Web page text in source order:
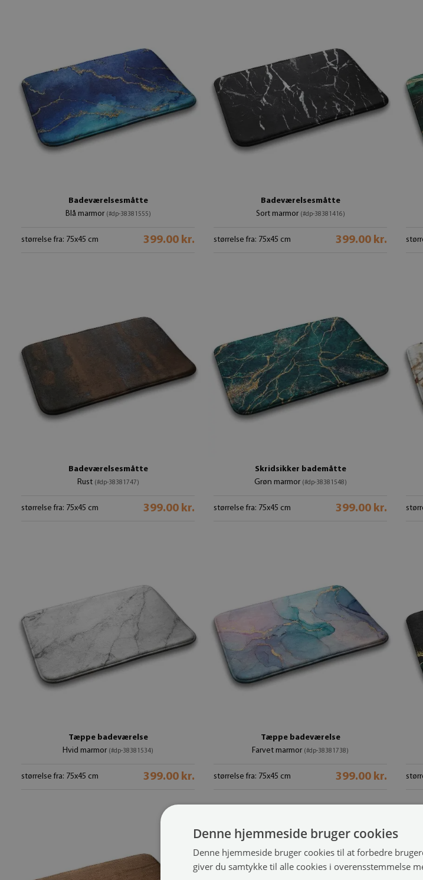
Badeværelsesmåtte
Blå marmor (#dp-38381555)
størrelse fra: 75x45 cm 399.00 kr.
Badeværelsesmåtte
Sort marmor (#dp-38381416)
størrelse fra: 75x45 cm 399.00 kr.
Badeværelsesmåtte
Rust (#dp-38381747)
størrelse fra: 75x45 cm 399.00 kr.
Skridsikker bademåtte
Grøn marmor (#dp-38381548)
størrelse fra: 75x45 cm 399.00 kr.
Tæppe badeværelse
Hvid marmor (#dp-38381534)
størrelse fra: 75x45 cm 399.00 kr.
Tæppe badeværelse
Farvet marmor (#dp-38381738)
størrelse fra: 75x45 cm 399.00 kr.
Denne hjemmeside bruger cookies
Denne hjemmeside bruger cookies til at forbedre
giver du samtykke til alle cookies i overensstemmelse